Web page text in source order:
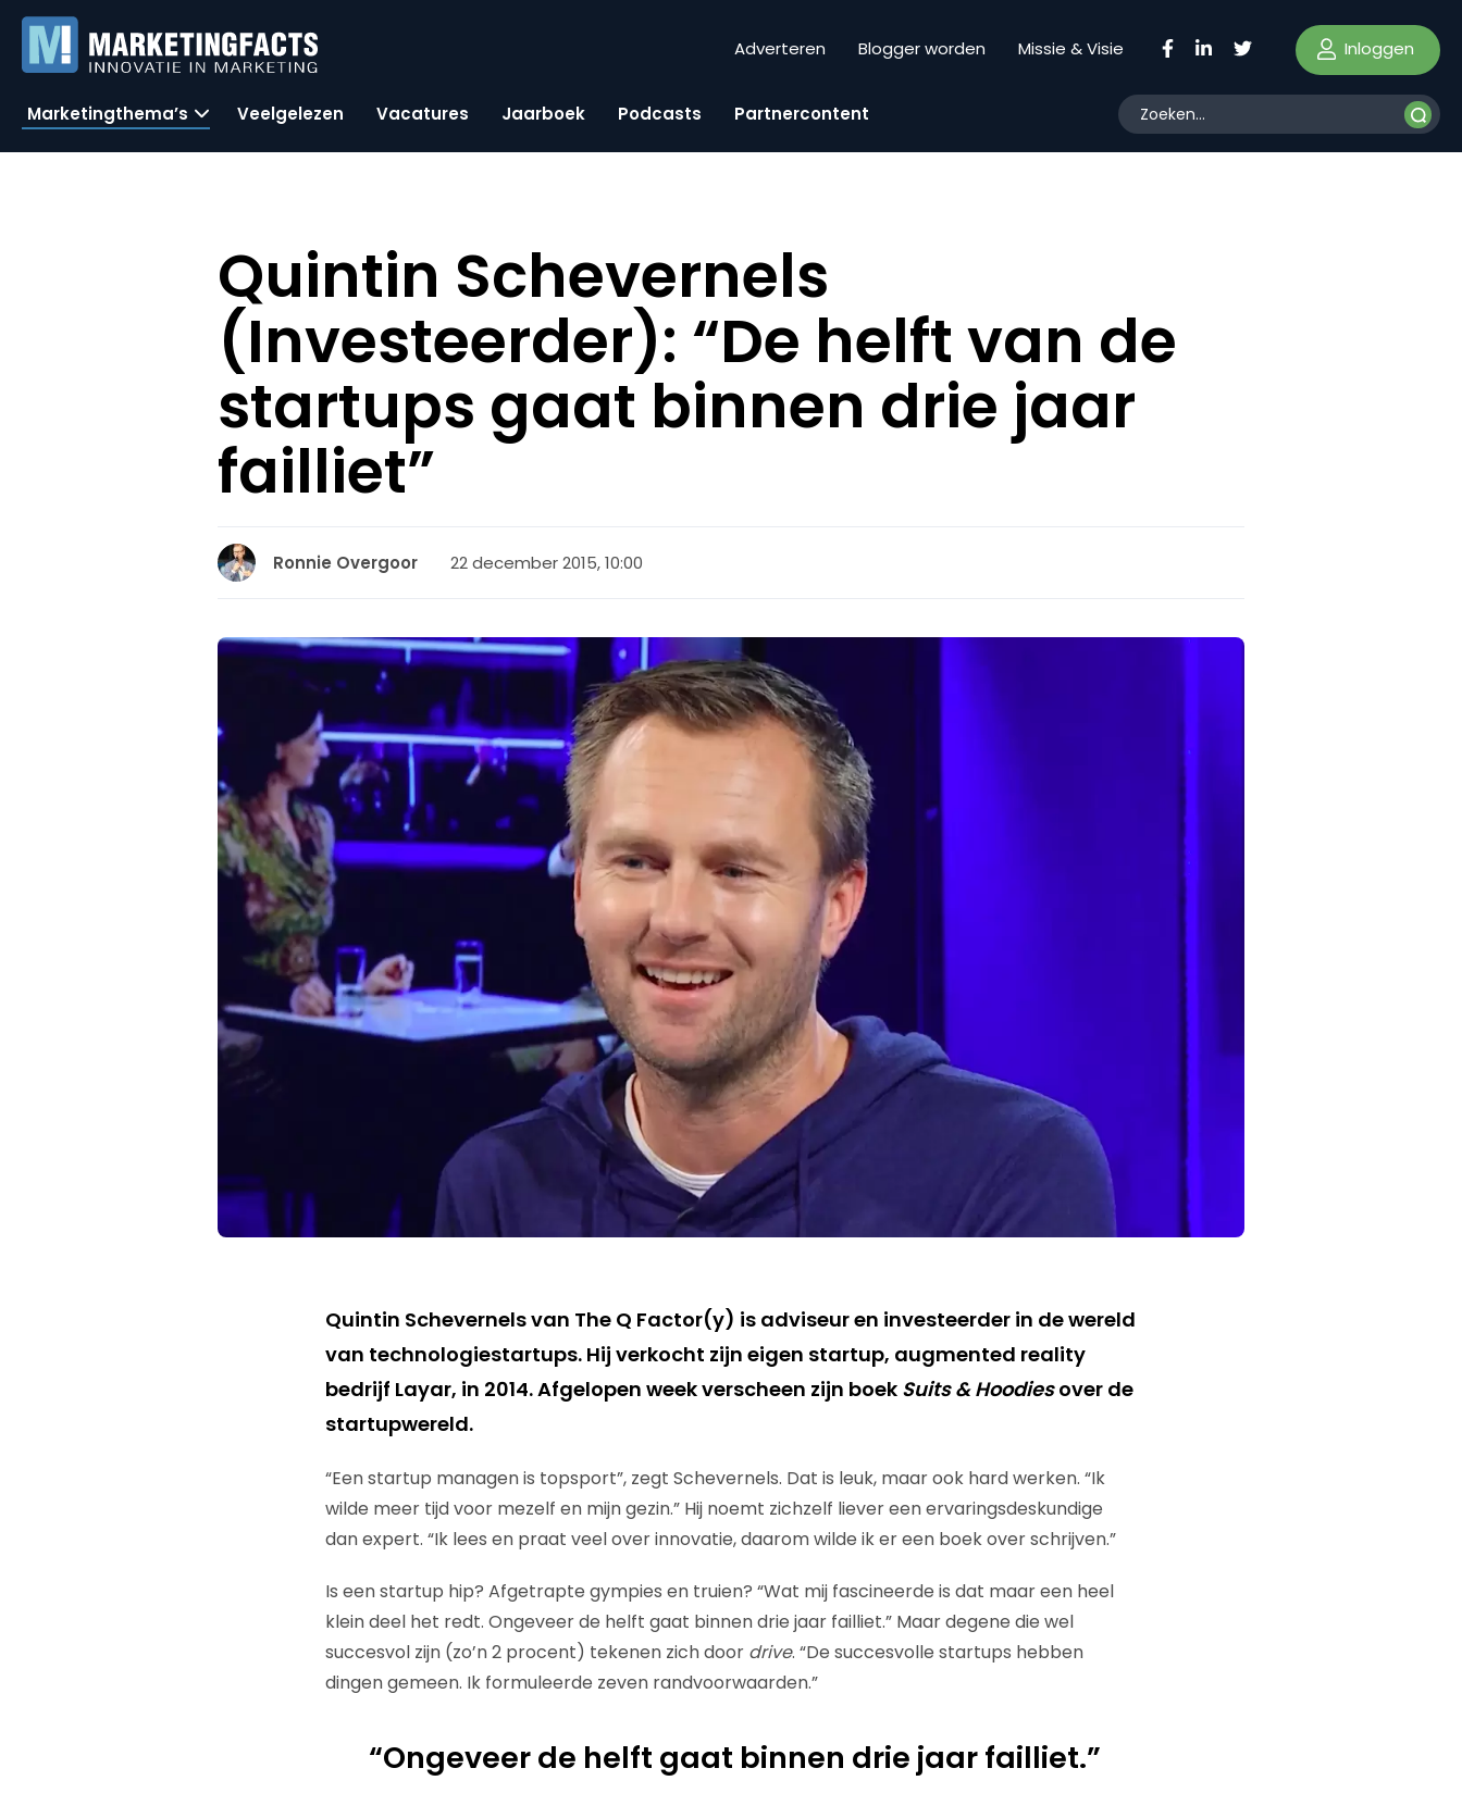
Adverteren Blogger worden Missie & Visie Inloggen
Marketingthema’s Veelgelezen Vacatures Jaarboek Podcasts Partnercontent
Quintin Schevernels
(Investeerder): “De helft van de
startups gaat binnen drie jaar
failliet”
Ronnie Overgoor 22 december 2015, 10:00
Quintin Schevernels van The Q Factor(y) is adviseur en investeerder in de wereld
van technologiestartups. Hij verkocht zijn eigen startup, augmented reality
bedrijf Layar, in 2014. Afgelopen week verscheen zijn boek Suits & Hoodiesover de
startupwereld.
“Een startup managen is topsport”, zegt Schevernels. Dat is leuk, maar ook hard werken. “Ik
wilde meer tijd voor mezelf en mijn gezin.” Hij noemt zichzelf liever een ervaringsdeskundige
dan expert. “Ik lees en praat veel over innovatie, daarom wilde ik er een boek over schrijven.”
Is een startup hip? Afgetrapte gympies en truien? “Wat mij fascineerde is dat maar een heel
klein deel het redt. Ongeveer de helft gaat binnen drie jaar failliet.” Maar degene die wel
succesvol zijn (zo’n 2 procent) tekenen zich door drive. “De succesvolle startups hebben
dingen gemeen. Ik formuleerde zeven randvoorwaarden.”
“Ongeveer de helft gaat binnen drie jaar failliet.”